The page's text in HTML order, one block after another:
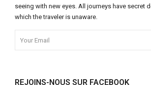
seeing with new eyes. All journeys have secret
which the traveler is unaware.
REJOINS-NOUS SUR FACEBOOK